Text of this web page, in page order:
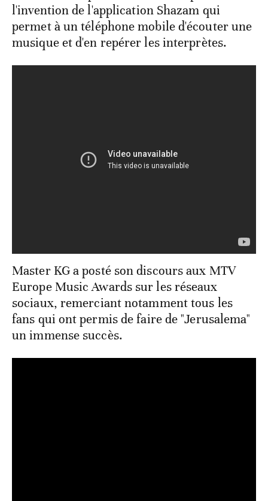
l'invention de l'application Shazam qui
permet à un téléphone mobile d'écouter une
musique et d'en repérer les interprètes.
Master KG a posté son discours aux MTV
Europe Music Awards sur les réseaux
sociaux, remerciant notamment tous les
fans qui ont permis de faire de "Jerusalema"
un immense succès.